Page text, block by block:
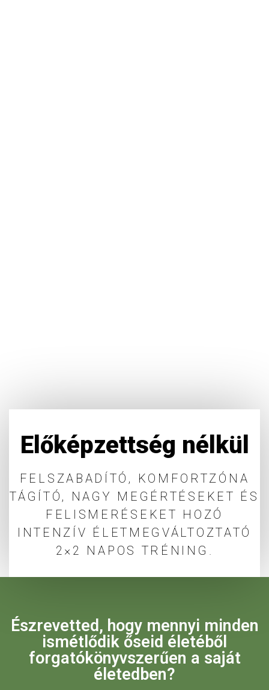
Előképzettség nélkül
FELSZABADÍTÓ, KOMFORTZÓNA
TÁGÍTÓ, NAGY MEGÉRTÉSEKET ÉS
FELISMERÉSEKET HOZÓ
INTENZÍV ÉLETMEGVÁLTOZTATÓ
2×2 NAPOS TRÉNING.
Észrevetted, hogy mennyi minden
ismétlődik őseid életéből
forgatókönyvszerűen a saját
életedben?